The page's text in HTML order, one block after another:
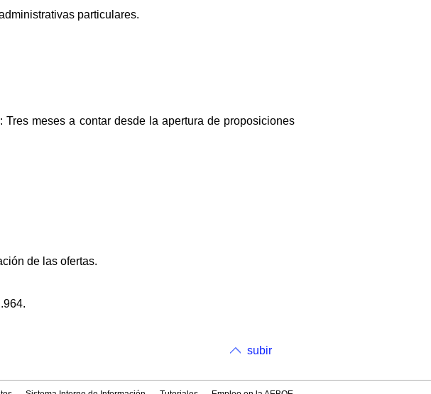
particulares.
meses a contar desde la apertura de proposiciones
de las ofertas.
subir